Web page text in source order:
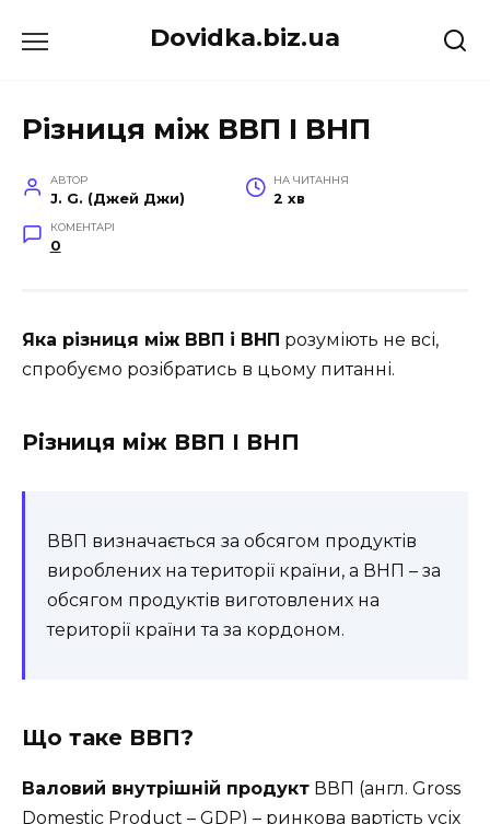
до
Dovidka.biz.ua
Різниця між ВВП І ВНП
АВТОР
J. G. (Джей Джи)
НА ЧИТАННЯ
2 хв
КОМЕНТАРІ
0
Яка різниця між ВВП і ВНП розуміють не всі,
спробуємо розібратись в цьому питанні.
Різниця між ВВП І ВНП
ВВП визначається за обсягом продуктів
вироблених на території країни, а ВНП – за
обсягом продуктів виготовлених на
території країни та за кордоном.
Що таке ВВП?
Валовий внутрішній продукт ВВП (англ. Gross
Domestic Product – GDP) – ринкова вартість усіх